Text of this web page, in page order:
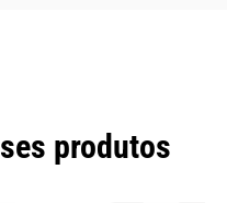
produtos